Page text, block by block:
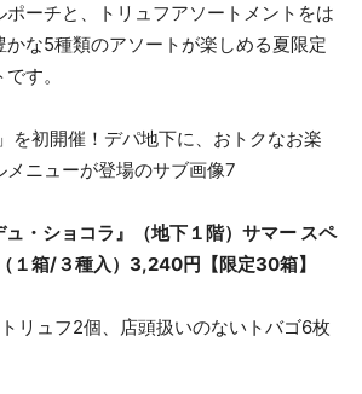
ポーチと、トリュフアソートメントをは
かな5種類のアソートが楽しめる夏限定
す。
・ショコラ』（地下１階）サマー スペ
１箱/３種入）3,240円【限定30箱】
リュフ2個、店頭扱いのないトバゴ6枚